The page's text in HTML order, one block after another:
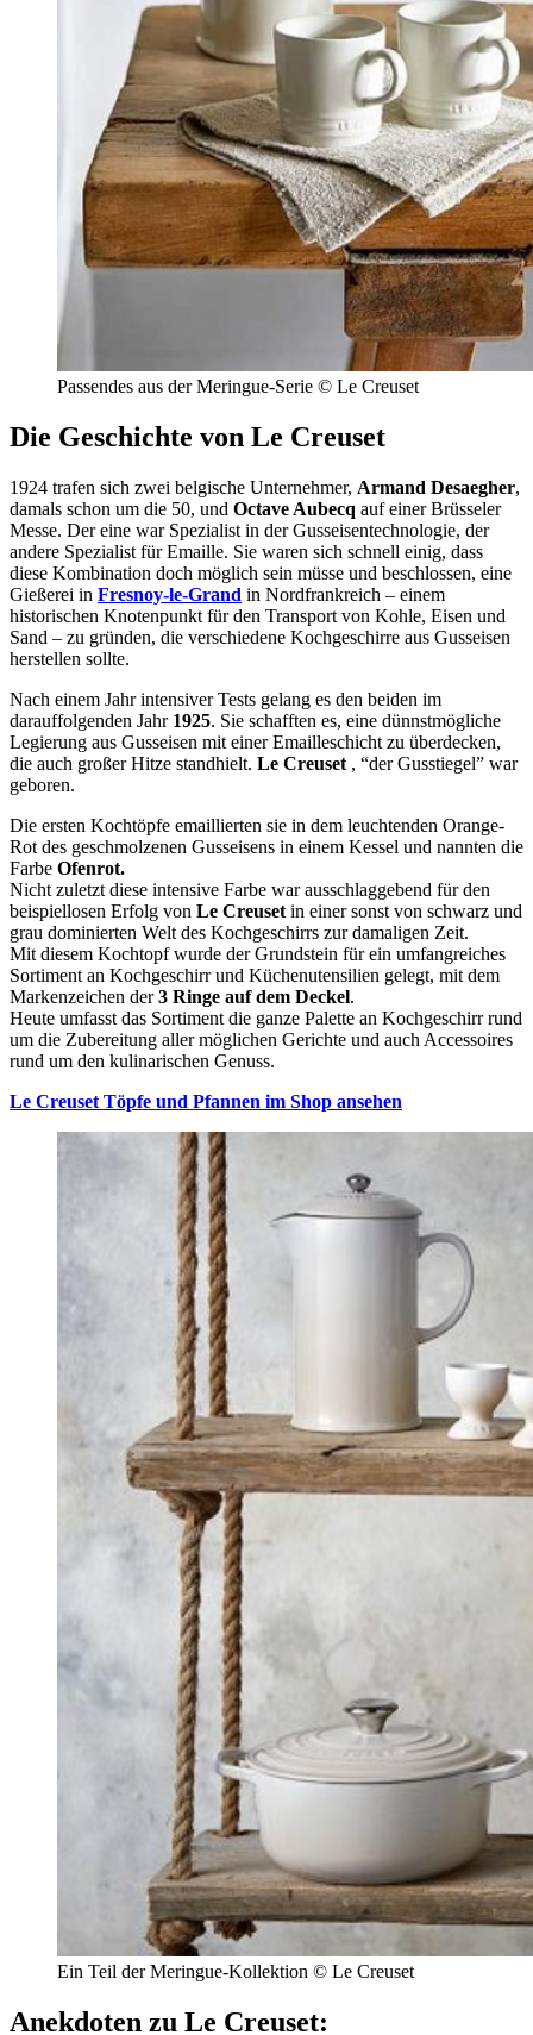
Passendes aus der Meringue-Serie © Le Creuset
Die Geschichte von Le Creuset
1924 trafen sich zwei belgische Unternehmer, Armand Desaegher,
damals schon um die 50, und Octave Aubecq auf einer Brüsseler
Messe. Der eine war Spezialist in der Gusseisentechnologie, der
andere Spezialist für Emaille. Sie waren sich schnell einig, dass
diese Kombination doch möglich sein müsse und beschlossen, eine
Gießerei in Fresnoy-le-Grand in Nordfrankreich – einem
historischen Knotenpunkt für den Transport von Kohle, Eisen und
Sand – zu gründen, die verschiedene Kochgeschirre aus Gusseisen
herstellen sollte.
Nach einem Jahr intensiver Tests gelang es den beiden im
darauffolgenden Jahr 1925. Sie schafften es, eine dünnstmögliche
Legierung aus Gusseisen mit einer Emailleschicht zu überdecken,
die auch großer Hitze standhielt. Le Creuset , “der Gusstiegel” war
geboren.
Die ersten Kochtöpfe emaillierten sie in dem leuchtenden Orange-
Rot des geschmolzenen Gusseisens in einem Kessel und nannten die
Farbe Ofenrot.
Nicht zuletzt diese intensive Farbe war ausschlaggebend für den
beispiellosen Erfolg von Le Creuset in einer sonst von schwarz und
grau dominierten Welt des Kochgeschirrs zur damaligen Zeit.
Mit diesem Kochtopf wurde der Grundstein für ein umfangreiches
Sortiment an Kochgeschirr und Küchenutensilien gelegt, mit dem
Markenzeichen der3 Ringe auf dem Deckel.
Heute umfasst das Sortiment die ganze Palette an Kochgeschirr rund
um die Zubereitung aller möglichen Gerichte und auch Accessoires
rund um den kulinarischen Genuss.
Le Creuset Töpfe und Pfannen im Shop ansehen
Ein Teil der Meringue-Kollektion © Le Creuset
Anekdoten zu Le Creuset: